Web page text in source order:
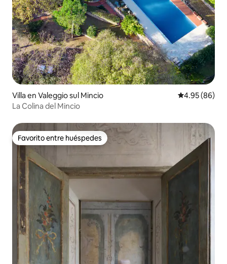
Villa en Valeggio sul Mincio Calificación
4.95 (86)
La Colina del Mincio
Favorito entre huéspedes
Favorito entre huéspedes